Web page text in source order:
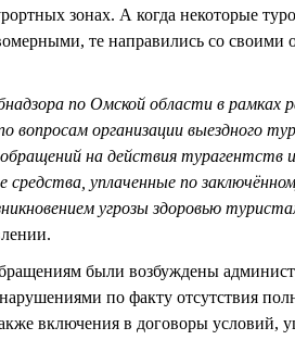
зонах. А когда некоторые
те направились со своими
по Омской области в рамках
вопросам организации выездного
обращений на действия турагентств
уплаченные по
угрозы здоровью
были возбуждены
по факту отсутствия
включения в договоры условий,